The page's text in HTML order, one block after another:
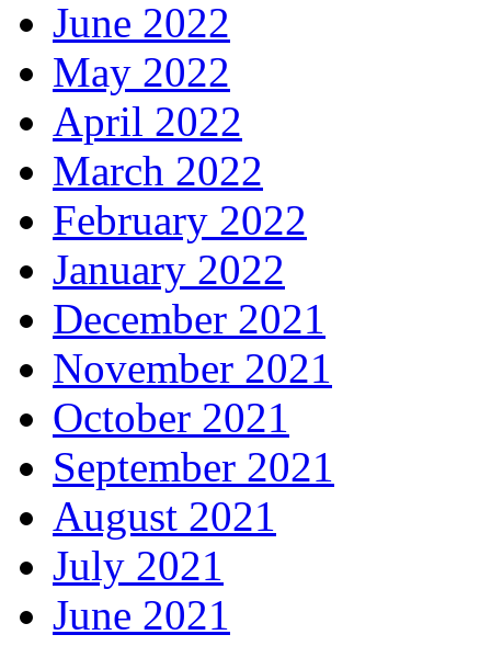
June 2022
May 2022
April 2022
March 2022
February 2022
January 2022
December 2021
November 2021
October 2021
September 2021
August 2021
July 2021
June 2021